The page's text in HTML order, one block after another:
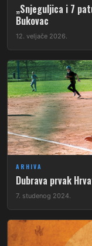
„Snjeguljica i 7
Bukovac
12. veljače 2026.
ARHIVA
Dubrava prvak
7. studenog 2024.